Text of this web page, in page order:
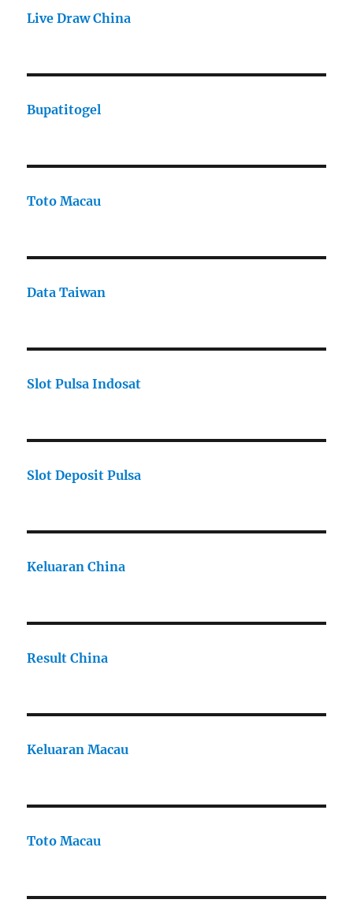
Live Draw China
Bupatitogel
Toto Macau
Data Taiwan
Slot Pulsa Indosat
Slot Deposit Pulsa
Keluaran China
Result China
Keluaran Macau
Toto Macau